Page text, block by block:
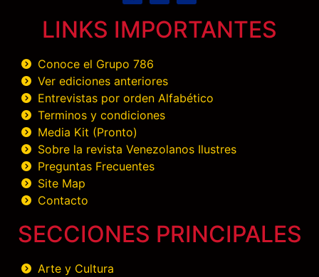
LINKS IMPORTANTES
Conoce el Grupo 786
Ver ediciones anteriores
Entrevistas por orden Alfabético
Terminos y condiciones
Media Kit (Pronto)
Sobre la revista Venezolanos Ilustres
Preguntas Frecuentes
Site Map
Contacto
SECCIONES PRINCIPALES
Arte y Cultura